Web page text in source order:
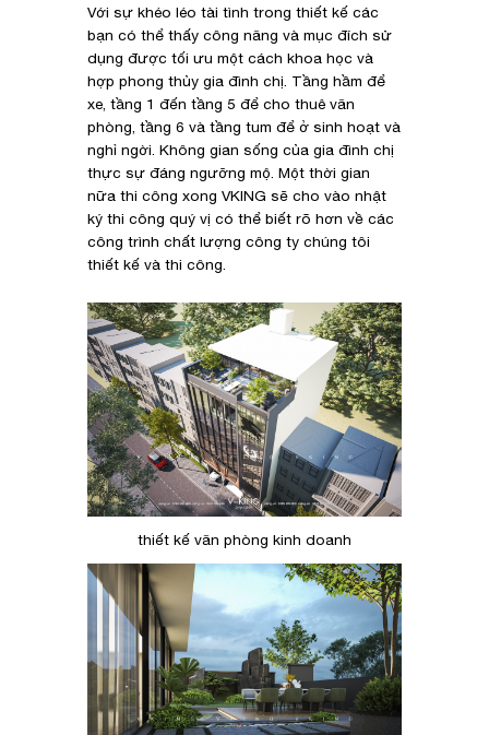
Với sự khéo léo tài tình trong thiết kế các
bạn có thể thấy công năng và mục đích sử
dụng được tối ưu một cách khoa học và
hợp phong thủy gia đình chị. Tầng hầm để
xe, tầng 1 đến tầng 5 để cho thuê văn
phòng, tầng 6 và tầng tum để ở sinh hoạt và
nghỉ ngời. Không gian sống của gia đình chị
thực sự đáng ngưỡng mộ. Một thời gian
nữa thi công xong VKING sẽ cho vào nhật
ký thi công quý vị có thể biết rõ hơn về các
công trình chất lượng công ty chúng tôi
thiết kế và thi công.
thiết kế văn phòng kinh doanh